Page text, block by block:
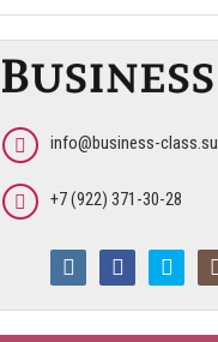
info@business-class.su
+7 (922) 371-30-28